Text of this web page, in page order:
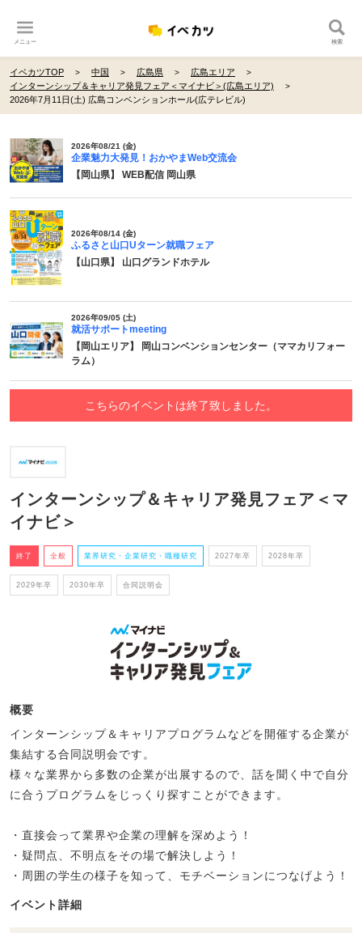
メニュー 検索
イベカツTOP 中国 広島県
広島エリア
インターンシップ＆キャリア発見フェア＜マイナビ＞(広島エリア)
2026年7月11日(土) 広島コンベンションホール(広テレビル)
2026年08/21 (金)
企業魅力大発見！おかやまWeb交流会
【岡山県】 WEB配信 岡山県
2026年08/14 (金)
ふるさと山口Uターン就職フェア
【山口県】 山口グランドホテル
2026年09/05 (土)
就活サポートmeeting
【岡山エリア】 岡山コンベンションセンター（ママカリフォー
ラム）
こちらのイベントは終了致しました。
インターンシップ＆キャリア発見フェア＜マ
イナビ＞
終了 全般 業界研究・企業研究・職種研究 2027年卒 2028年卒
2029年卒 2030年卒 合同説明会
概要
インターンシップ＆キャリアプログラムなどを開催する企業が
集結する合同説明会です。
様々な業界から多数の企業が出展するので、話を聞く中で自分
に合うプログラムをじっくり探すことができます。
・直接会って業界や企業の理解を深めよう！
・疑問点、不明点をその場で解決しよう！
・周囲の学生の様子を知って、モチベーションにつなげよう！
イベント詳細